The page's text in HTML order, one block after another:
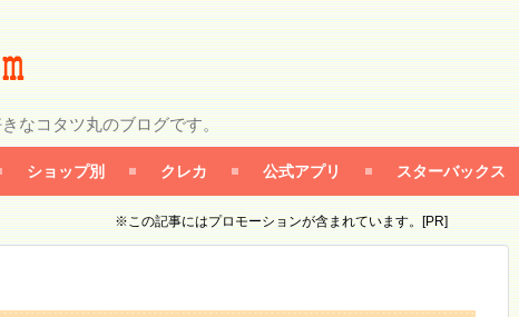
なコタツ丸のブログです。
ショップ別 クレカ 公式アプリ スターバックス
※この記事にはプロモーションが含まれています。[PR]